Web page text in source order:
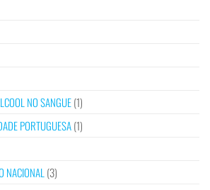
NO SANGUE(1)
PORTUGUESA(1)
NACIONAL (3)